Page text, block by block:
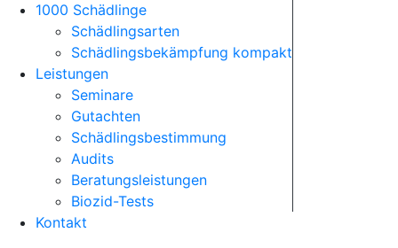
1000 Schädlinge
Schädlingsarten
Schädlingsbekämpfung kompakt
Leistungen
Seminare
Gutachten
Schädlingsbestimmung
Audits
Beratungsleistungen
Biozid-Tests
Kontakt